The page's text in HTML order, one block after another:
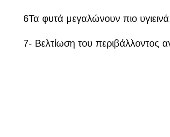
6Τα φυτά μεγαλώνουν πιο
7- Βελτίωση του περιβάλλοντος